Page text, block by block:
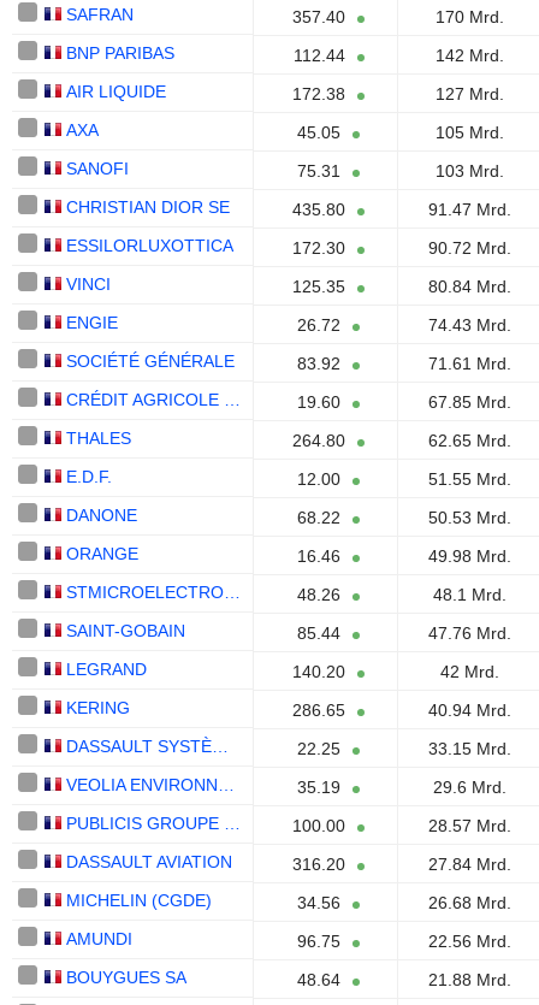
SAFRAN
357.40
170 Mrd.
BNP PARIBAS
112.44
142 Mrd.
AIR LIQUIDE
172.38
127 Mrd.
AXA
45.05
105 Mrd.
SANOFI
75.31
103 Mrd.
CHRISTIAN DIOR SE
435.80
91.47 Mrd.
ESSILORLUXOTTICA
172.30
90.72 Mrd.
VINCI
125.35
80.84 Mrd.
ENGIE
26.72
74.43 Mrd.
SOCIÉTÉ GÉNÉRALE
83.92
71.61 Mrd.
19.60
67.85 Mrd.
THALES
264.80
62.65 Mrd.
E.D.F.
12.00
51.55 Mrd.
DANONE
68.22
50.53 Mrd.
ORANGE
16.46
49.98 Mrd.
48.26
48.1 Mrd.
SAINT-GOBAIN
85.44
47.76 Mrd.
LEGRAND
140.20
42 Mrd.
KERING
286.65
40.94 Mrd.
22.25
33.15 Mrd.
35.19
29.6 Mrd.
100.00
28.57 Mrd.
DASSAULT AVIATION
316.20
27.84 Mrd.
MICHELIN (CGDE)
34.56
26.68 Mrd.
AMUNDI
96.75
22.56 Mrd.
BOUYGUES SA
48.64
21.88 Mrd.